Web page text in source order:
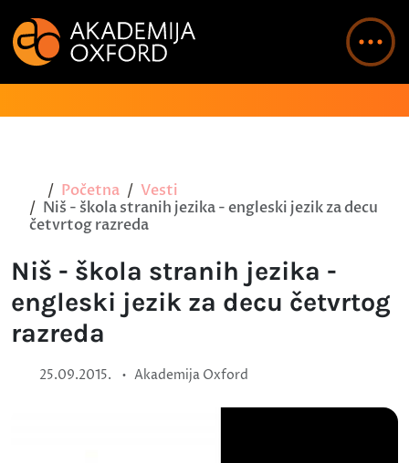
Početna
Vesti
Niš - škola stranih jezika - engleski jezik za decu
četvrtog razreda
Niš - škola stranih jezika -
engleski jezik za decu četvrtog
razreda
25.09.2015. • Akademija Oxford